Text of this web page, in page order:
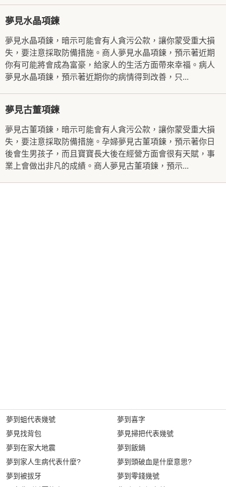
夢見水晶項鍊
夢見水晶項鍊，暗示可能會有人貪污公款，讓你蒙受重大損
失，要注意採取防備措施。商人夢見水晶項鍊，預示著近期
你有可能將會成為富豪，給家人的生活方面帶來幸福。病人
夢見水晶項鍊，預示著近期你的病情得到改善，只...
夢見古董項鍊
夢見古董項鍊，暗示可能會有人貪污公款，讓你蒙受重大損
失，要注意採取防備措施。孕婦夢見古董項鍊，預示著你日
後會生男孩子，而且寶寶長大後在經營方面會很有天賦，事
業上會做出非凡的成績。商人夢見古董項鍊，預示...
夢到蛆代表幾號
夢見找背包
夢到在家大地震
夢到家人生病代表什麼?
夢到被拔牙
夢到喜字
夢見掃把代表幾號
夢到飯鍋
夢到頭破血是什麼意思?
夢到零錢幾號